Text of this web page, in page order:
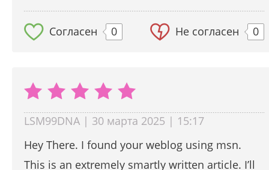
Согласен 0 Не согласен 0
LSM99DNA | 30 марта 2025 | 15:17
Hey There. I found your weblog using msn.
This is an extremely smartly written article. I’ll